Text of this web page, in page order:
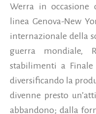
Werra in occasione
linea Genova-New
internazionale della
guerra mondiale,
stabilimenti a Finale
diversificando la
divenne presto
abbandono; dalla